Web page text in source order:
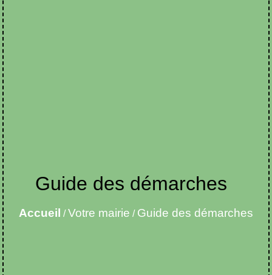
Guide des démarches
Accueil /Votre mairie / Guide des démarches